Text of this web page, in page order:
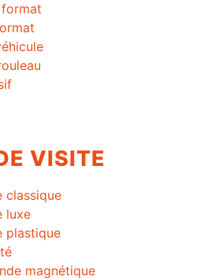
VISITE
classique
luxe
plastique
magnétique